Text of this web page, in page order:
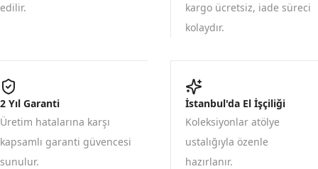
edilir.
kargo ücretsiz, iade süreci
kolaydır.
2 Yıl Garanti
Üretim hatalarına karşı
kapsamlı garanti güvencesi
sunulur.
İstanbul'da El İşçiliği
Koleksiyonlar atölye
ustalığıyla özenle
hazırlanır.